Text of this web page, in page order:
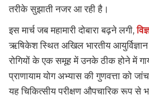
तरीके सुझाती नजर आ रही है।
इस मार्च जब महामारी दोबारा बढ़ने लगी,
ऋषिकेश स्थित अखिल भारतीय
रोगियों के एक समूह में उनके ठीक होने में
प्राणायाम योग अभ्यास की गुणवत्ता को
यह चिकित्सीय परीक्षण औपचारिक रूप से